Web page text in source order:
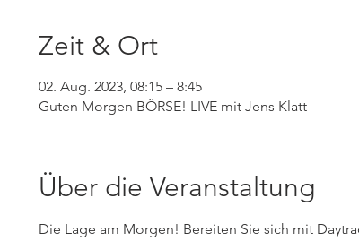
Zeit & Ort
02. Aug. 2023, 08:15 – 8:45
Guten Morgen BÖRSE! LIVE mit Jens Klatt
Über die Veranstaltung
Die Lage am Morgen! Bereiten Sie sich mit